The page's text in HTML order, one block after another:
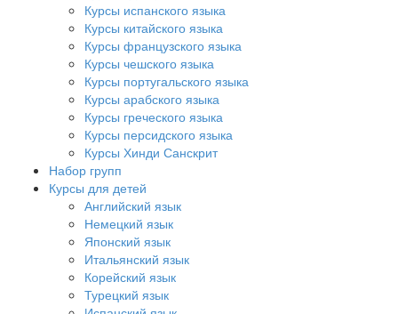
Курсы испанского языка
Курсы китайского языка
Курсы французского языка
Курсы чешского языка
Курсы португальского языка
Курсы арабского языка
Курсы греческого языка
Курсы персидского языка
Курсы Хинди Санскрит
Набор групп
Курсы для детей
Английский язык
Немецкий язык
Японский язык
Итальянский язык
Корейский язык
Турецкий язык